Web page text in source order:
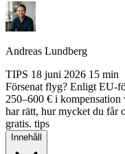
Andreas Lundberg
TIPS 18 juni 2026 15 min
Försenat flyg? Enligt EU-
250–600 € i
har rätt, hur mycket du får
gratis. tips
Innehåll